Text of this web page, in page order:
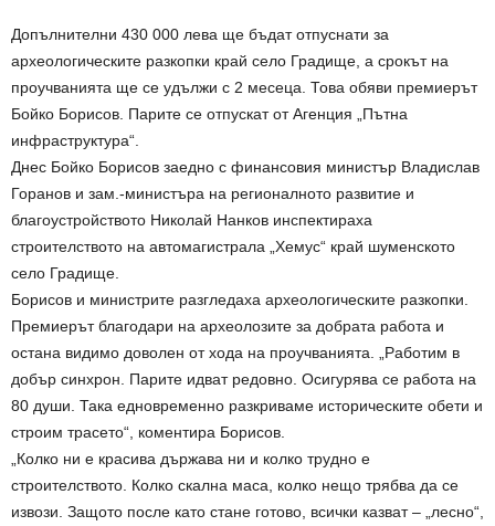
Допълнителни 430 000 лева ще бъдат отпуснати за
археологическите разкопки край село Градище, а срокът на
проучванията ще се удължи с 2 месеца. Това обяви премиерът
Бойко Борисов. Парите се отпускат от Агенция „Пътна
инфраструктура“.
Днес Бойко Борисов заедно с финансовия министър Владислав
Горанов и зам.-министъра на регионалното развитие и
благоустройството Николай Нанков инспектираха
строителството на автомагистрала „Хемус“ край шуменското
село Градище.
Борисов и министрите разгледаха археологическите разкопки.
Премиерът благодари на археолозите за добрата работа и
остана видимо доволен от хода на проучванията. „Работим в
добър синхрон. Парите идват редовно. Осигурява се работа на
80 души. Така едновременно разкриваме историческите обети и
строим трасето“, коментира Борисов.
„Колко ни е красива държава ни и колко трудно е
строителството. Колко скална маса, колко нещо трябва да се
извози. Защото после като стане готово, всички казват – „лесно“,